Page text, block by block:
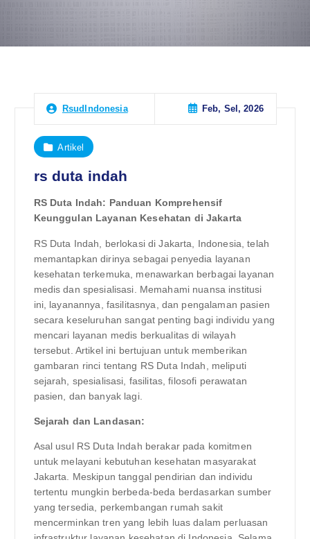
RsudIndonesia Feb, Sel, 2026
Artikel
rs duta indah
RS Duta Indah: Panduan Komprehensif
Keunggulan Layanan Kesehatan di Jakarta
RS Duta Indah, berlokasi di Jakarta, Indonesia, telah
memantapkan dirinya sebagai penyedia layanan
kesehatan terkemuka, menawarkan berbagai layanan
medis dan spesialisasi. Memahami nuansa institusi
ini, layanannya, fasilitasnya, dan pengalaman pasien
secara keseluruhan sangat penting bagi individu yang
mencari layanan medis berkualitas di wilayah
tersebut. Artikel ini bertujuan untuk memberikan
gambaran rinci tentang RS Duta Indah, meliputi
sejarah, spesialisasi, fasilitas, filosofi perawatan
pasien, dan banyak lagi.
Sejarah dan Landasan:
Asal usul RS Duta Indah berakar pada komitmen
untuk melayani kebutuhan kesehatan masyarakat
Jakarta. Meskipun tanggal pendirian dan individu
tertentu mungkin berbeda-beda berdasarkan sumber
yang tersedia, perkembangan rumah sakit
mencerminkan tren yang lebih luas dalam perluasan